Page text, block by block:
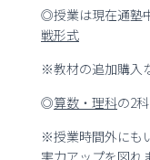
◎授業は現在通塾
戦形式
※教材の追加購入
◎算数・理科の2
※授業時間外にも
実力アップを図れ